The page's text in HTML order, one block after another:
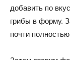
добавить по
грибы в форму.
почти